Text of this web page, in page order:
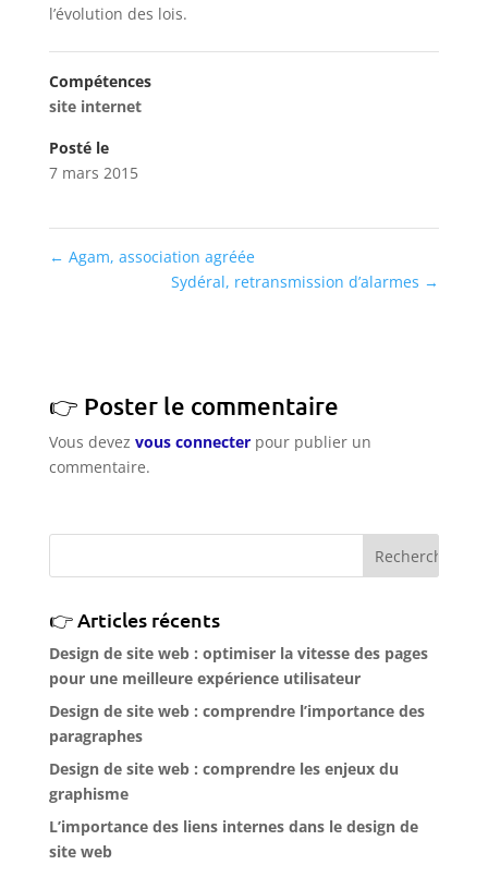
l’évolution des lois.
Compétences
site internet
Posté le
7 mars 2015
← Agam, association agréée
Sydéral, retransmission d’alarmes →
Poster le commentaire
Vous devez vous connecterpour publier un
commentaire.
Articles récents
Design de site web : optimiser la vitesse des pages
pour une meilleure expérience utilisateur
Design de site web : comprendre l’importance des
paragraphes
Design de site web : comprendre les enjeux du
graphisme
L’importance des liens internes dans le design de
site web